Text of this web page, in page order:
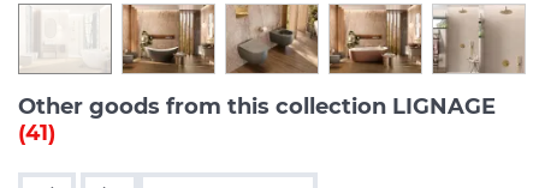
Other goods from this collection LIGNAGE
(41)